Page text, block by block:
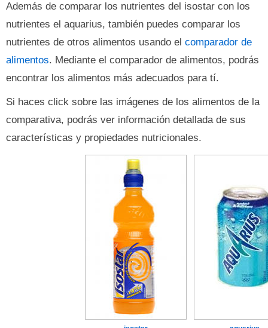
Además de comparar los nutrientes del isostar con los
nutrientes el aquarius, también puedes comparar los
nutrientes de otros alimentos usando el comparador de
alimentos. Mediante el comparador de alimentos, podrás
encontrar los alimentos más adecuados para tí.
Si haces click sobre las imágenes de los alimentos de la
comparativa, podrás ver información detallada de sus
características y propiedades nutricionales.